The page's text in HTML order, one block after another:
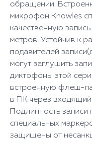
обращении.
микрофон Knowles
качественную
метров. Устойчив к
подавителей
могут заглушить
диктофоны этой
встроенную флеш-
в ПК через входящий
Подлинность записи
специальных
защищены от